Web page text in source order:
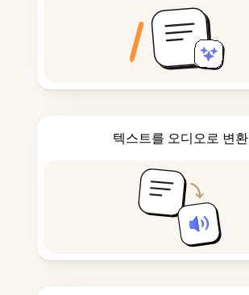
텍스트를 오디오로 변환